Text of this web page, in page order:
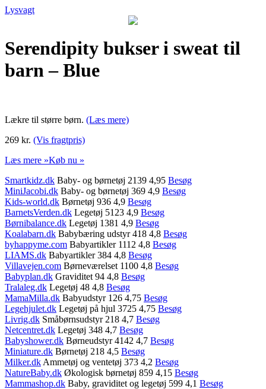
Lysvagt
Serendipity bukser i sweat til
barn – Blue
Lækre til større børn. (Læs mere)
269 kr. (Vis fragtpris)
Læs mere »Køb nu »
Smartkidz.dk Baby- og børnetøj 2139 4,95 Besøg
MiniJacobi.dk Baby- og børnetøj 369 4,9 Besøg
Kids-world.dk Børnetøj 936 4,9 Besøg
BarnetsVerden.dk Legetøj 5123 4,9 Besøg
Børnibalance.dk Legetøj 1381 4,9 Besøg
Koalabarn.dk Babybæring udstyr 418 4,8 Besøg
byhappyme.com Babyartikler 1112 4,8 Besøg
LIAMS.dk Babyartikler 384 4,8 Besøg
Villavejen.com Børneværelset 1100 4,8 Besøg
Babyplan.dk Graviditet 94 4,8 Besøg
Tralaleg.dk Legetøj 48 4,8 Besøg
MamaMilla.dk Babyudstyr 126 4,75 Besøg
Legehjulet.dk Legetøj på hjul 3725 4,75 Besøg
Livrig.dk Småbørnsudstyr 218 4,7 Besøg
Netcentret.dk Legetøj 348 4,7 Besøg
Babyshower.dk Børneudstyr 4142 4,7 Besøg
Miniature.dk Børnetøj 218 4,5 Besøg
Milker.dk Ammetøj og ventetøj 373 4,2 Besøg
NatureBaby.dk Økologisk børnetøj 859 4,15 Besøg
Mammashop.dk Baby, graviditet og legetøj 599 4,1 Besøg